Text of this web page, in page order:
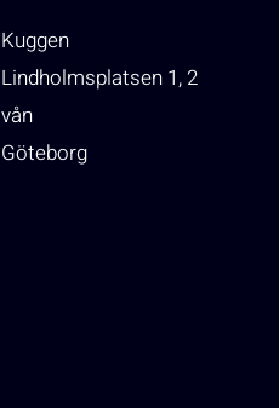
Kuggen
Lindholmsplatsen 1, 2
vån
Göteborg